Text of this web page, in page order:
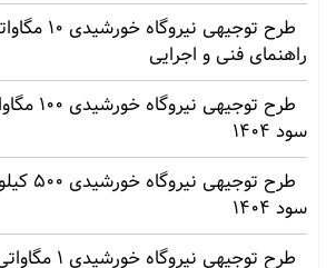
راهنمای فنی و اجرایی
طرح
سود 1404
طرح
سود 1404